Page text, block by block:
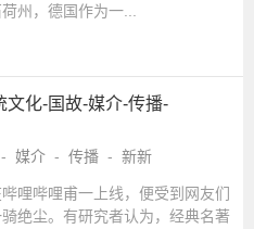
州，德国作为一...
文化-国故-媒介-传播-
- 媒介 - 传播 - 新新
哩哔哩甫一上线，便受到网友们
绝尘。有研究者认为，经典名著